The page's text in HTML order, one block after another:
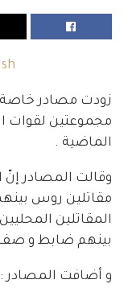
مجموعتين لقوات
الماضية .
وقالت المصادر إنّ
مقاتلين روس
المقاتلين
بينهم ضابط و صف
و أضافت المصادر :